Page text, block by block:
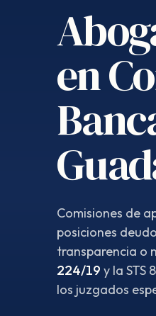
en
Comisiones de
posiciones
transparencia o
224/19 y la STS
los juzgados